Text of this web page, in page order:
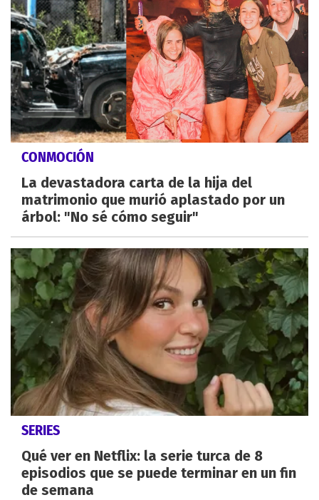
CONMOCIÓN
La devastadora carta de la hija del
matrimonio que murió aplastado por un
árbol: "No sé cómo seguir"
SERIES
Qué ver en Netflix: la serie turca de 8
episodios que se puede terminar en un fin
de semana